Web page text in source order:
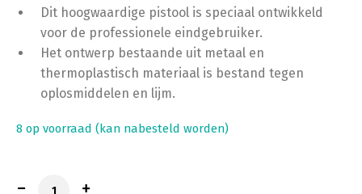
Dit hoogwaardige pistool is speciaal ontwikkeld
voor de professionele eindgebruiker.
Het ontwerp bestaande uit metaal en
thermoplastisch materiaal is bestand tegen
oplosmiddelen en lijm.
8 op voorraad (kan nabesteld worden)
Illbruck AA 250 Foam Gun Pro aantal